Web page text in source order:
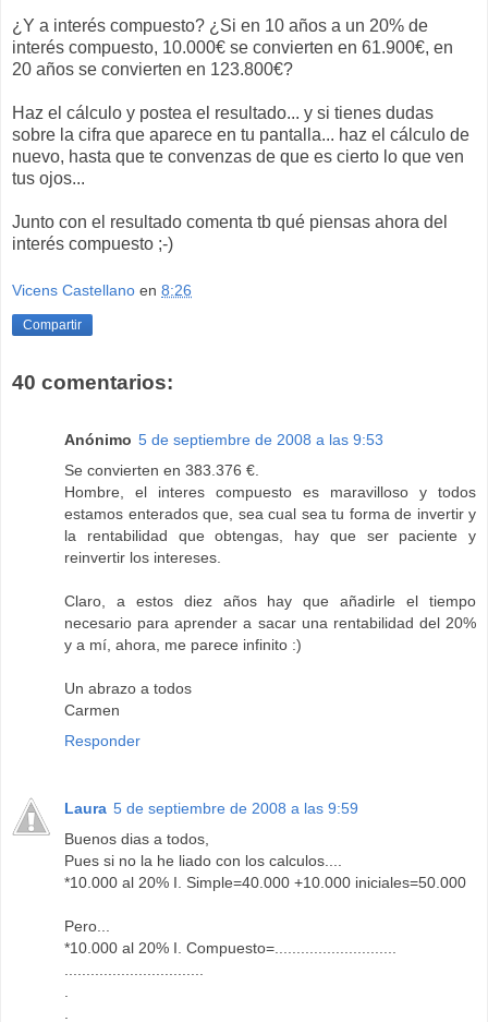
¿Y a interés compuesto? ¿Si en 10 años a un 20% de
interés compuesto, 10.000€ se convierten en 61.900€, en
20 años se convierten en 123.800€?
Haz el cálculo y postea el resultado... y si tienes dudas
sobre la cifra que aparece en tu pantalla... haz el cálculo de
nuevo, hasta que te convenzas de que es cierto lo que ven
tus ojos...
Junto con el resultado comenta tb qué piensas ahora del
interés compuesto ;-)
Vicens Castellano en 8:26
Compartir
40 comentarios:
Anónimo 5 de septiembre de 2008 a las 9:53
Se convierten en 383.376 €.
Hombre, el interes compuesto es maravilloso y todos
estamos enterados que, sea cual sea tu forma de invertir y
la rentabilidad que obtengas, hay que ser paciente y
reinvertir los intereses.
Claro, a estos diez años hay que añadirle el tiempo
necesario para aprender a sacar una rentabilidad del 20%
y a mí, ahora, me parece infinito :)
Un abrazo a todos
Carmen
Responder
Laura 5 de septiembre de 2008 a las 9:59
Buenos dias a todos,
Pues si no la he liado con los calculos....
*10.000 al 20% I. Simple=40.000 +10.000 iniciales=50.000
Pero...
*10.000 al 20% I. Compuesto=............................